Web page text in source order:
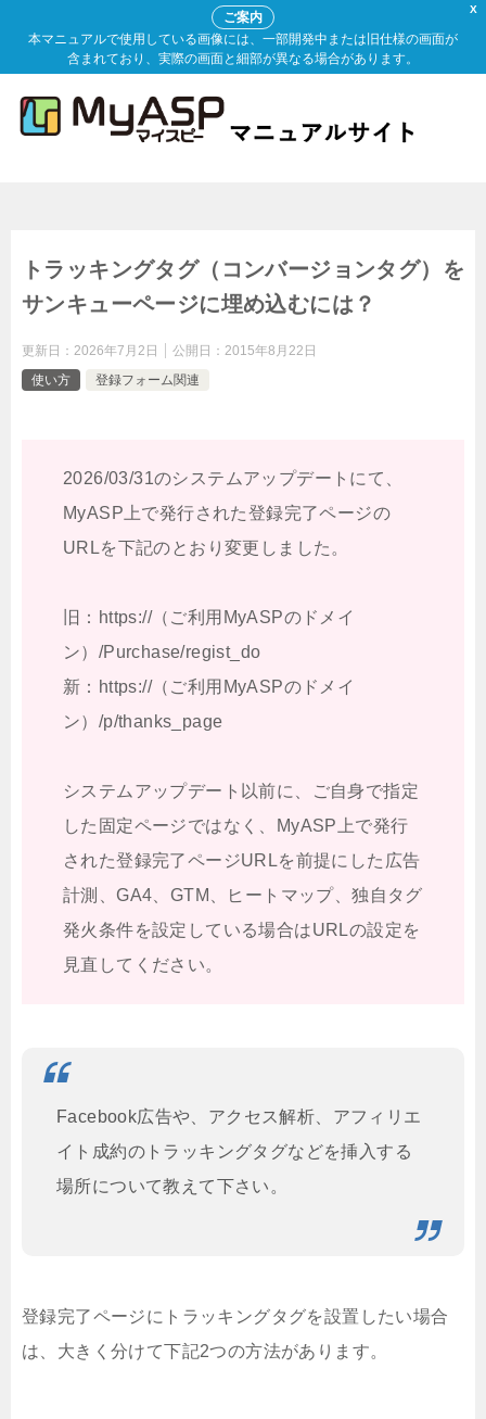
X
ご案内
本マニュアルで使用している画像には、一部開発中または旧仕様の画面が
含まれており、実際の画面と細部が異なる場合があります。
トラッキングタグ（コンバージョンタグ）を
サンキューページに埋め込むには？
更新日： 2026年7月2日 公開日： 2015年8月22日
使い方
登録フォーム関連
2026/03/31のシステムアップデートにて、
MyASP上で発行された登録完了ページの
URLを下記のとおり変更しました。
旧：https://（ご利用MyASPのドメイ
ン）/Purchase/regist_do
新：https://（ご利用MyASPのドメイ
ン）/p/thanks_page
システムアップデート以前に、ご自身で指定
した固定ページではなく、MyASP上で発行
された登録完了ページURLを前提にした広告
計測、GA4、GTM、ヒートマップ、独自タグ
発火条件を設定している場合はURLの設定を
見直してください。
Facebook広告や、アクセス解析、アフィリエ
イト成約のトラッキングタグなどを挿入する
場所について教えて下さい。
登録完了ページにトラッキングタグを設置したい場合
は、大きく分けて下記2つの方法があります。